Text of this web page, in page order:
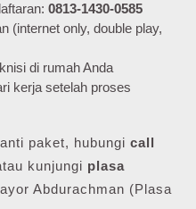
0813-1430-0585
(internet only, double play,
di rumah Anda
kerja setelah proses
paket, hubungi call
kunjungi plasa
Abdurachman (Plasa